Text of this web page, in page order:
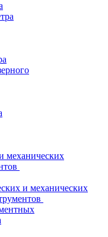
механических
и механических